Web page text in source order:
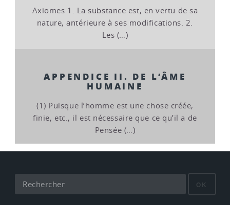
Axiomes 1. La substance est, en vertu de sa
nature, antérieure à ses modifications. 2.
Les (…)
APPENDICE II. DE L’ÂME
HUMAINE
(1) Puisque l’homme est une chose créée,
finie, etc., il est nécessaire que ce qu’il a de
Pensée (…)
OK